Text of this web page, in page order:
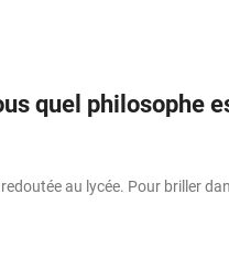
quel philosophe
au lycée. Pour briller